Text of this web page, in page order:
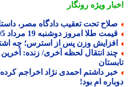
ویژهرونگار
تحت تعقیب دادگاه مصر،
طلا امروز دوشنبه 19 مرداد 1405
وزن پس از استرس؛ چه
انتقال لحظه آخری/ زنده: آخرین
داشتم احمدی نژاد اخراجم کرده/
ام بود!